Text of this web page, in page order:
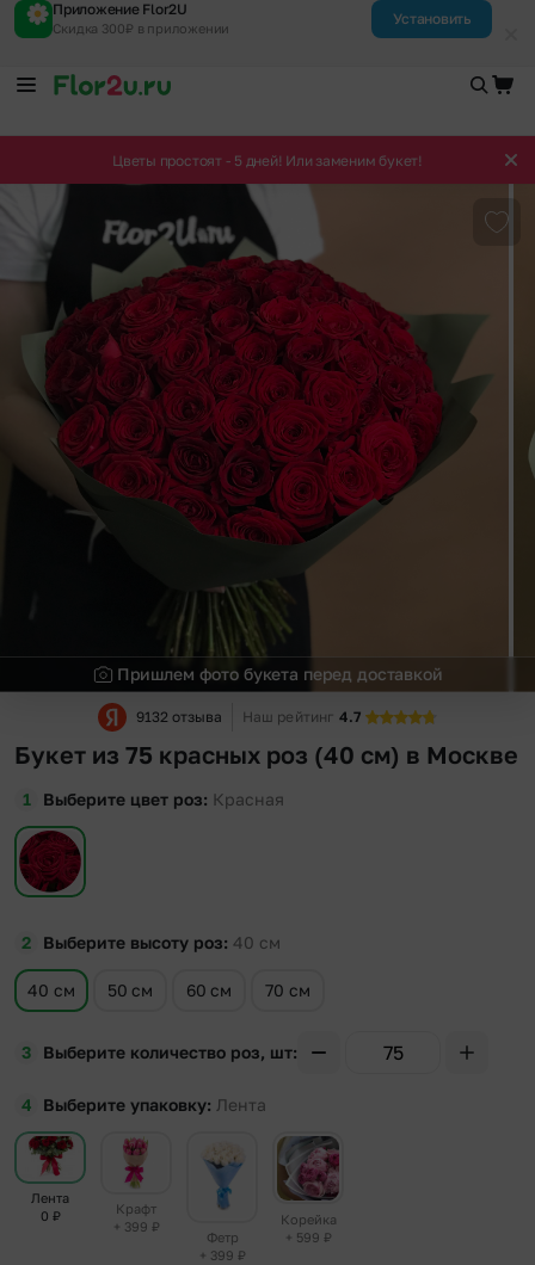
Приложение Flor2U
Скидка 300₽ в приложении
Установить
Цветы простоят - 5 дней! Или заменим букет!
Пришлем фото букета перед доставкой
9132 отзыва Наш рейтинг 4.7
Букет из 75 красных роз (40 см) в Москве
Выберите цвет роз Красная
Выберите высоту роз 40 см
40 см 50 см 60 см 70 см
Выберите количество роз, шт
Выберите упаковку Лента
Лента
0 ₽
Крафт
+ 399 ₽
Фетр
+ 399 ₽
Корейка
+ 599 ₽